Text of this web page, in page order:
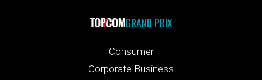
GRAND PRIX
Consumer
Corporate Business